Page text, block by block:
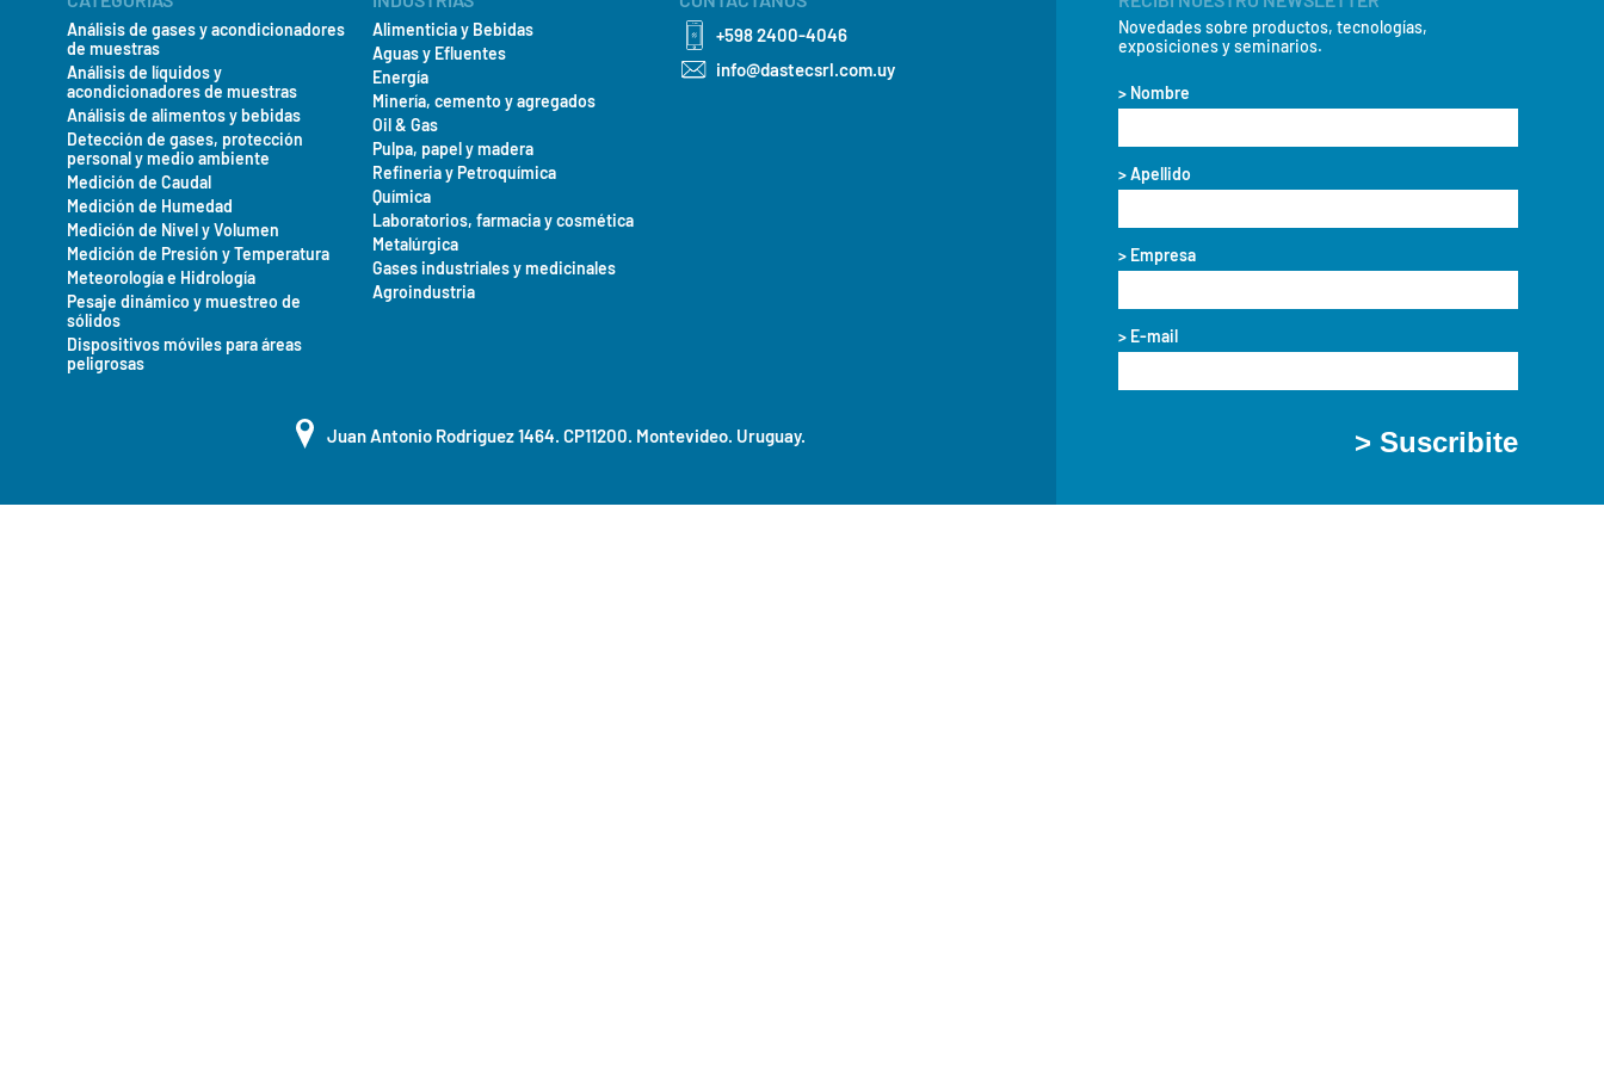
todos los líquidos del proceso. El PF12 cumple los requisitos de esterilidad y es apropiado para aplicaciones CIP y SIP. Al mismo
tiempo reduce el volumen de retención y el aseguramiento hidrostático a un mínimo.
Medida combinada del pH y la conductividad para un volumen de retención bajo
Ancho nominal
Análisis de gases y acondicionadores
de muestras
Análisis de líquidos y
acondicionadores de muestras
Análisis de alimentos y bebidas
Detección de gases, protección
personal y medio ambiente
Medición de Caudal
Medición de Humedad
Medición de Nivel y Volumen
Medición de Presión y Temperatura
Meteorología e Hidrología
Pesaje dinámico y muestreo de
sólidos
Dispositivos móviles para áreas
peligrosas
Alimenticia y Bebidas
Aguas y Efluentes
Energía
Minería, cemento y agregados
Oil & Gas
Pulpa, papel y madera
Refineria y Petroquímica
Química
Laboratorios, farmacia y cosmética
Metalúrgica
Gases industriales y medicinales
Agroindustria
+598 2400-4046
info@dastecsrl.com.uy
Juan Antonio Rodriguez 1464. CP11200. Montevideo. Uruguay.
Novedades sobre productos, tecnologías,
exposiciones y seminarios.
> Nombre
> Apellido
> Empresa
> E-mail
> Suscribite